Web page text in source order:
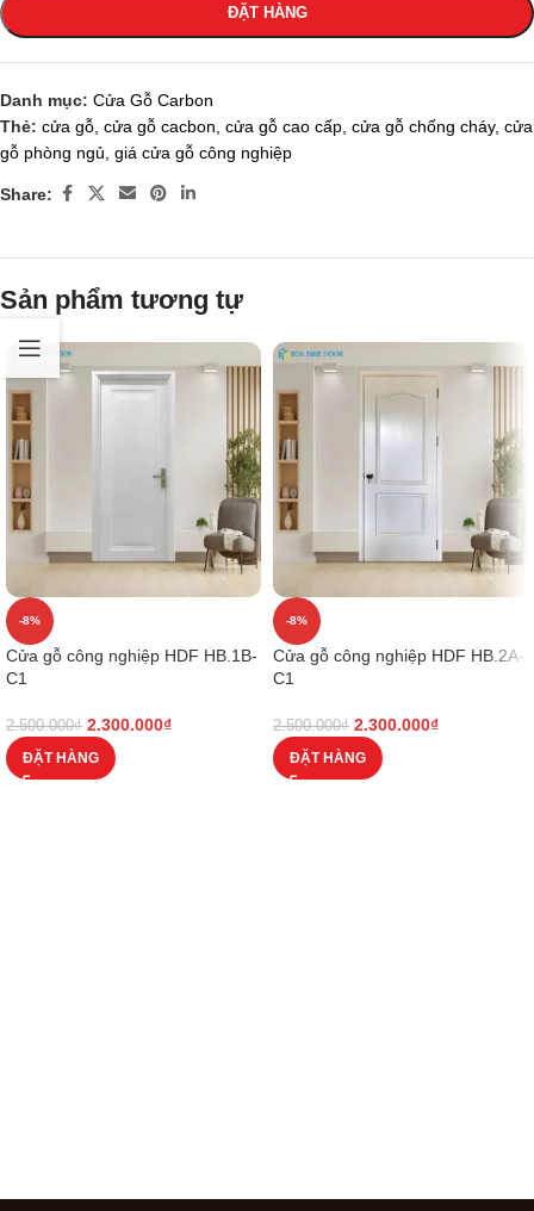
ĐẶT HÀNG
Danh mục: Cửa Gỗ Carbon
Thẻ: cửa gỗ cửa gỗ cacbon cửa gỗ cao cấp cửa gỗ chống cháy, cửa
gỗ phòng ngủ giá cửa gỗ công nghiệp
Share:
Sản phẩm tương tự
-8%
Cửa gỗ công nghiệp HDF HB.1B-
C1
2.500.000₫ 2.300.000₫
ĐẶT HÀNG
-8%
Cửa gỗ công nghiệp HDF HB.2A-
C1
2.500.000₫ 2.300.000₫
ĐẶT HÀNG